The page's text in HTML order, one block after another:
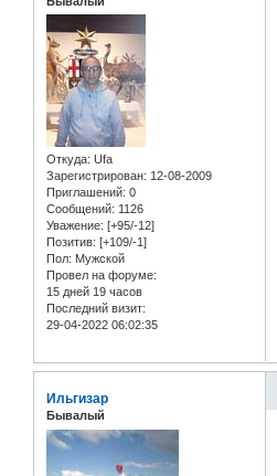
Откуда: Ufa
Зарегистрирован: 12-08-2009
Приглашений: 0
Сообщений: 1126
Уважение: [+95/-12]
Позитив: [+109/-1]
Пол: Мужской
Провел на форуме:
15 дней 19 часов
Последний визит:
29-04-2022 06:02:35
Ильгизар
Бывалый